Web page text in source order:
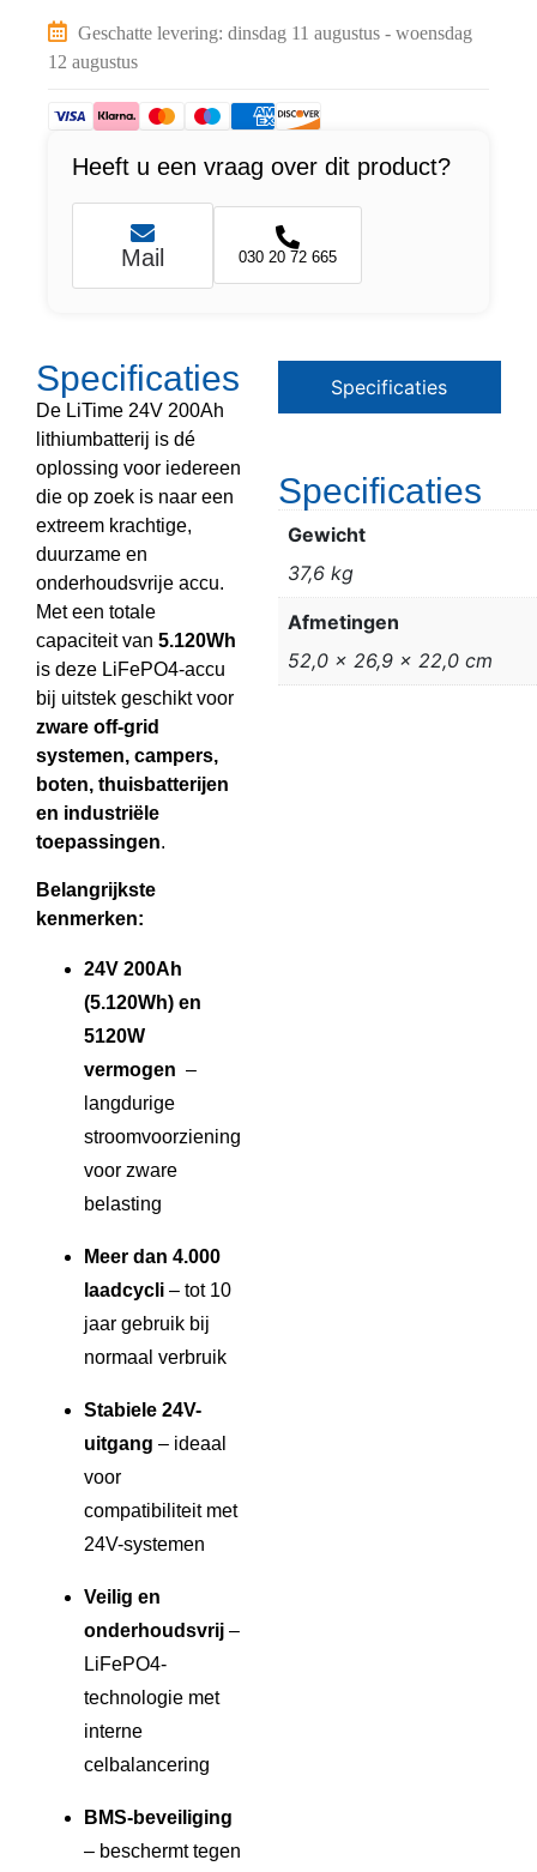
Geschatte levering: dinsdag 11 augustus - woensdag
12 augustus
Heeft u een vraag over dit product?
Mail 030 20 72 665
Specificaties
De LiTime 24V 200Ah
lithiumbatterij is dé
oplossing voor iedereen
die op zoek is naar een
extreem krachtige,
duurzame en
onderhoudsvrije accu.
Met een totale
capaciteit van 5.120Wh
is deze LiFePO4-accu
bij uitstek geschikt voor
zware off-grid
systemen, campers,
boten, thuisbatterijen
en industriële
toepassingen.
Belangrijkste
kenmerken:
24V 200Ah
(5.120Wh) en
5120W
vermogen –
langdurige
stroomvoorziening
voor zware
belasting
Meer dan 4.000
laadcycli – tot 10
jaar gebruik bij
normaal verbruik
Stabiele 24V-
uitgang – ideaal
voor
compatibiliteit met
24V-systemen
Veilig en
onderhoudsvrij –
LiFePO4-
technologie met
interne
celbalancering
BMS-beveiliging
– beschermt tegen
Specificaties
Specificaties
Gewicht
37,6 kg
Afmetingen
52,0 × 26,9 × 22,0 cm